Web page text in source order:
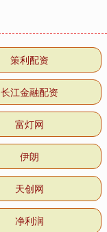
策利配资
长江金融配资
富灯网
伊朗
天创网
净利润